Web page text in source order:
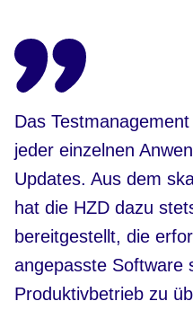
Das
jeder einzelnen
Updates. Aus dem
hat die HZD dazu
bereitgestellt, die
angepasste Software
Produktivbetrieb zu